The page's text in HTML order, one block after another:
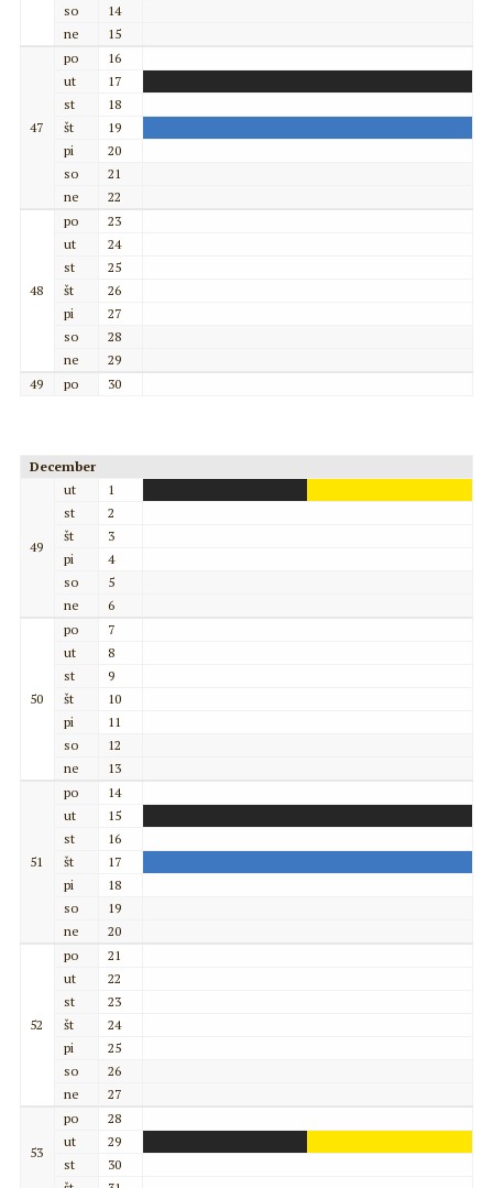
so
14
ne
15
47
po
16
ut
17
st
18
št
19
pi
20
so
21
ne
22
48
po
23
ut
24
st
25
št
26
pi
27
so
28
ne
29
49
po 30
December
49
ut
1
st
2
št
3
pi
4
so
5
ne
6
50
po
7
ut
8
st
9
št
10
pi
11
so
12
ne
13
51
po
14
ut
15
st
16
št
17
pi
18
so
19
ne
20
52
po
21
ut
22
st
23
št
24
pi
25
so
26
ne
27
53
po
28
ut
29
st
30